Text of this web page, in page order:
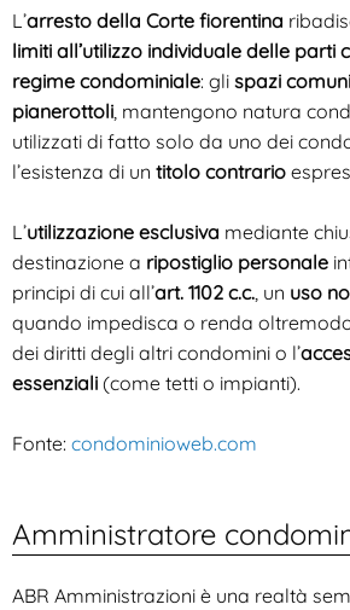
L’arresto della Corte fiorentina
limiti all’utilizzo individuale delle parti
regime condominiale: gli spazi comuni
pianerottoli, mantengono natura
utilizzati di fatto solo da uno dei
l’esistenza di un titolo contrario
L’utilizzazione esclusiva mediante
destinazione a ripostiglio personale
principi di cui all’art. 1102 c.c., un uso
quando impedisca o renda
dei diritti degli altri condomini o l’
essenziali (come tetti o impianti).
Fonte: condominioweb.com
Amministratore
ABR Amministrazioni è una realtà